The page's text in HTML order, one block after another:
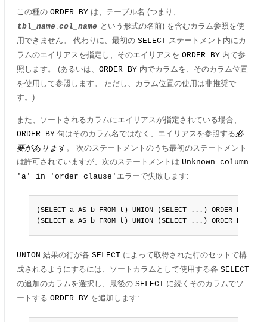
この種の ORDER BY は、テーブル名 (つまり、
tbl_name.col_name という形式の名前) を含むカラム参照を使
用できません。 代わりに、最初の SELECT ステートメント内にカ
ラムのエイリアスを指定し、そのエイリアスを ORDER BY 内で参
照します。 (あるいは、 ORDER BY 内でカラムを、そのカラム位置
を使用して参照します。 ただし、カラム位置の使用は非推奨で
す。)
また、ソートされるカラムにエイリアスが指定されている場合、
ORDER BY 句はそのカラム名ではなく、エイリアスを参照する必
要があります。 次のステートメントのうち最初のステートメント
は許可されていますが、次のステートメントは Unknown column
'a' in 'order clause' エラーで失敗します:
(SELECT a AS b FROM t) UNION (SELECT ...) ORDER BY b;
(SELECT a AS b FROM t) UNION (SELECT ...) ORDER BY a;
UNION 結果の行が各 SELECT によって取得された行のセットで構
成されるようにするには、ソートカラムとして使用する各 SELECT
の追加のカラムを選択し、最後の SELECT に続くそのカラムでソ
ートする ORDER BY を追加します: